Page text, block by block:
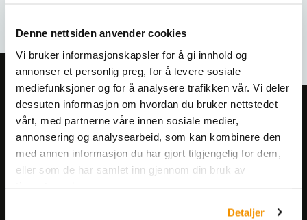
Denne nettsiden anvender cookies
Vi bruker informasjonskapsler for å gi innhold og
annonser et personlig preg, for å levere sosiale
mediefunksjoner og for å analysere trafikken vår. Vi deler
dessuten informasjon om hvordan du bruker nettstedet
vårt, med partnerne våre innen sosiale medier,
annonsering og analysearbeid, som kan kombinere den
med annen informasjon du har gjort tilgjengelig for dem,
eller som de har samlet inn gjennom din bruk av
Detaljer
Meld deg på vårt nyhetsbrev!
Få informasjon om produkter,
arrangementer og kampanjer.